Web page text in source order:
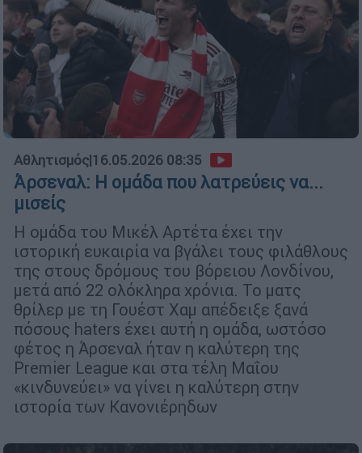
Αθλητισμός|16.05.2026 08:35
Άρσεναλ: Η ομάδα που λατρεύεις να...
μισείς
Η ομάδα του Μικέλ Αρτέτα έχει την
ιστορική ευκαιρία να βγάλει τους φιλάθλους
της στους δρόμους του βόρειου Λονδίνου,
μετά από 22 ολόκληρα χρόνια. Το ματς
θρίλερ με τη Γουέστ Χαμ απέδειξε ξανά
πόσους haters έχει αυτή η ομάδα, ωστόσο
φέτος η Άρσεναλ ήταν η καλύτερη της
Premier League και στα τέλη Μαΐου
«κινδυνεύει» να γίνει η καλύτερη στην
ιστορία των Κανονιέρηδων